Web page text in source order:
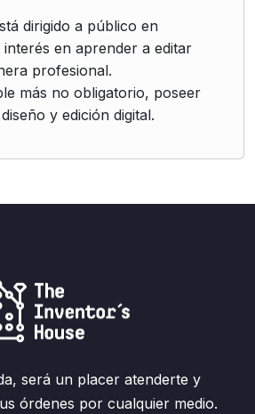
dirigido a público en
en aprender a editar
profesional.
más no obligatorio, poseer
y edición digital.
será un placer atenderte y
órdenes por cualquier medio.